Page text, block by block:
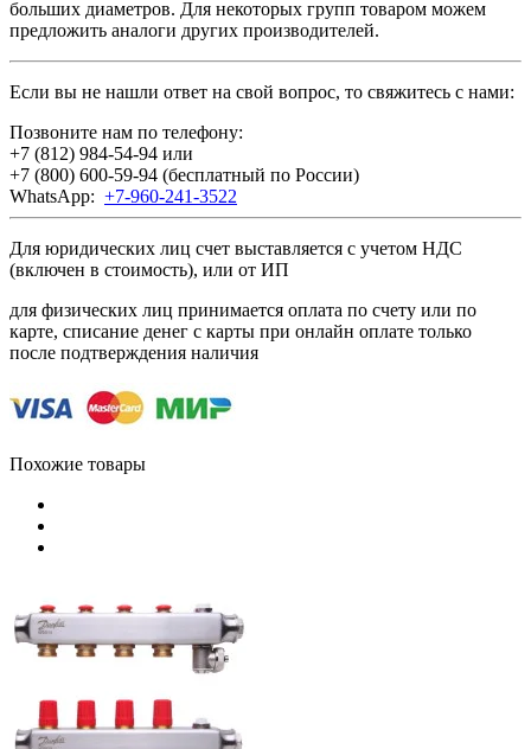
больших диаметров. Для некоторых групп товаром можем
предложить аналоги других производителей.
Если вы не нашли ответ на свой вопрос, то свяжитесь с нами:
Позвоните нам по телефону:
+7 (812) 984-54-94 или
+7 (800) 600-59-94 (бесплатный по России)
WhatsApp: +7-960-241-3522
Для юридических лиц счет выставляется с учетом НДС
(включен в стоимость), или от ИП
для физических лиц принимается оплата по счету или по
карте, списание денег с карты при онлайн оплате только
после подтверждения наличия
Похожие товары